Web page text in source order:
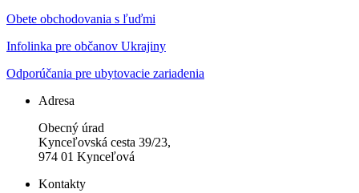
Obete obchodovania s ľuďmi
Infolinka pre občanov Ukrajiny
Odporúčania pre ubytovacie zariadenia
Adresa
Obecný úrad
Kynceľovská cesta 39/23,
974 01 Kynceľová
Kontakty